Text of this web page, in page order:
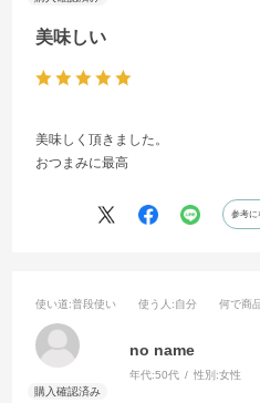
美味しい
美味しく頂きました。
おつまみに最高
参考に
使い道:普段使い 使う人 :自分 何で商
no name
年代:50代 性別:女性